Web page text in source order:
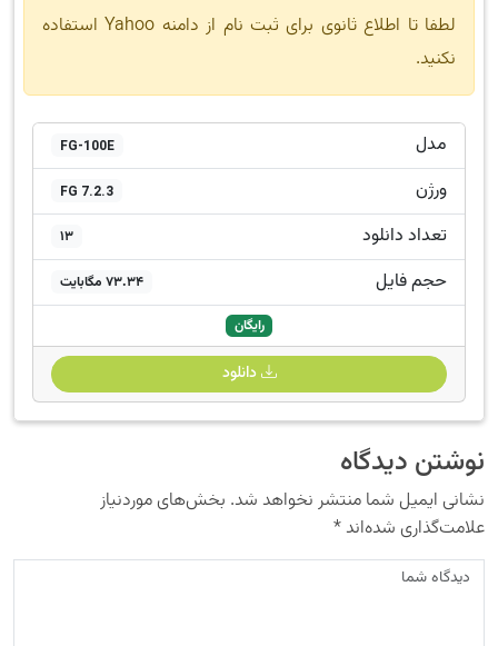
لطفا تا اطلاع ثانوی برای ثبت نام از دامنه Yahoo استفاده
نکنید.
مدل FG-100E
ورژن FG 7.2.3
تعداد دانلود 13
حجم فایل 73.34 مگابایت
رایگان
دانلود
نوشتن دیدگاه
نشانی ایمیل شما منتشر نخواهد شد. بخش‌های موردنیاز
علامت‌گذاری شده‌اند*